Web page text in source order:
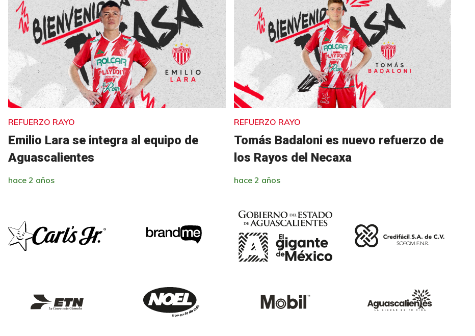
REFUERZO RAYO
Emilio Lara se integra al equipo de
Aguascalientes
hace 2 años
REFUERZO RAYO
Tomás Badaloni es nuevo refuerzo de
los Rayos del Necaxa
hace 2 años